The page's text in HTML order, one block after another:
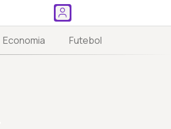
Economia Futebol